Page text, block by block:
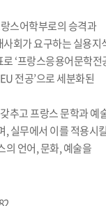
스어학부로의 승격과
회가 요구하는 실용지
‘프랑스응용어문학전
전공’으로 세분화된
추고 프랑스 문학과 예
, 실무에서 이를 적용시
의 언어, 문화, 예술을